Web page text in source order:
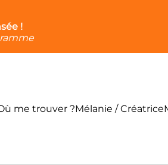
!
me trouver ?Mélanie / Créatrice